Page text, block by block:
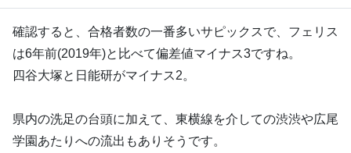
確認すると、合格者数の一番多いサピックスで、フェリス
は6年前(2019年)と比べて偏差値マイナス3ですね。
四谷大塚と日能研がマイナス2。
県内の洗足の台頭に加えて、東横線を介しての渋渋や広尾
学園あたりへの流出もありそうです。